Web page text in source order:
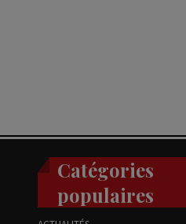
Catégories
populaires